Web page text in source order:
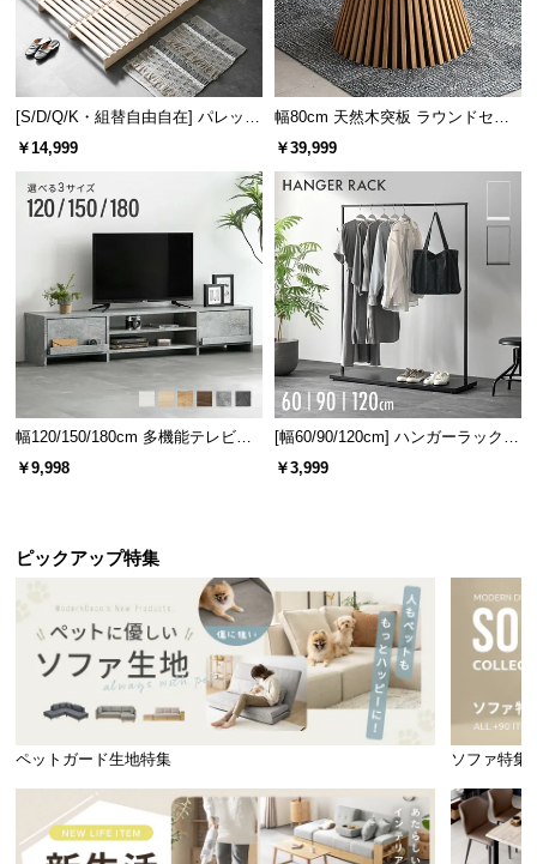
[S/D/Q/K・組替自由自在] パレット
ベッド 8/12/16枚セット
￥14,999
幅80cm 天然木突板 ラウンドセン
ターテーブル 美しい格子デザイン
￥39,999
幅120/150/180cm 多機能テレビボ
ード 木目/石目調 オープン収納・
￥9,998
[幅60/90/120cm] ハンガーラック
スチール 4段階高さ調節 サイドフ
￥3,999
ピックアップ特集
ペットガード生地特集 ソファ特集